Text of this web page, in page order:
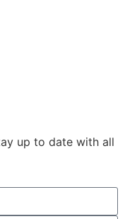
up to date with all